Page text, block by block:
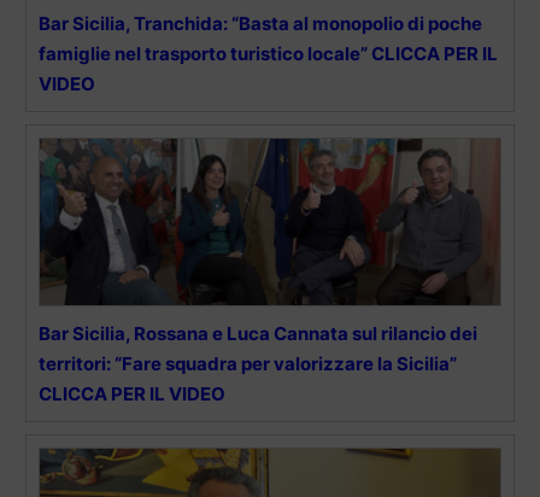
Bar Sicilia, Tranchida: “Basta al monopolio di poche
famiglie nel trasporto turistico locale” CLICCA PER IL
VIDEO
Bar Sicilia, Rossana e Luca Cannata sul rilancio dei
territori: “Fare squadra per valorizzare la Sicilia”
CLICCA PER IL VIDEO